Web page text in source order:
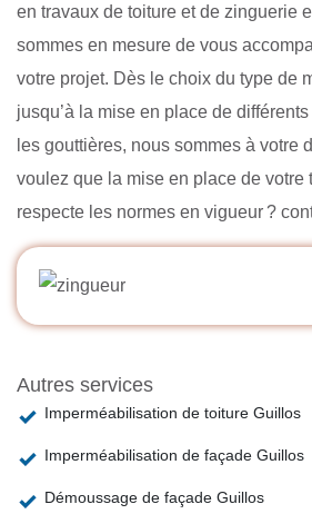
en travaux de toiture et de zinguerie
sommes en mesure de vous
votre projet. Dès le choix du type de
jusqu’à la mise en place de
les gouttières, nous sommes à votre
voulez que la mise en place de votre
respecte les normes en vigueur ?
Autres services
Imperméabilisation de toiture Guillos
Imperméabilisation de façade Guillos
Démoussage de façade Guillos